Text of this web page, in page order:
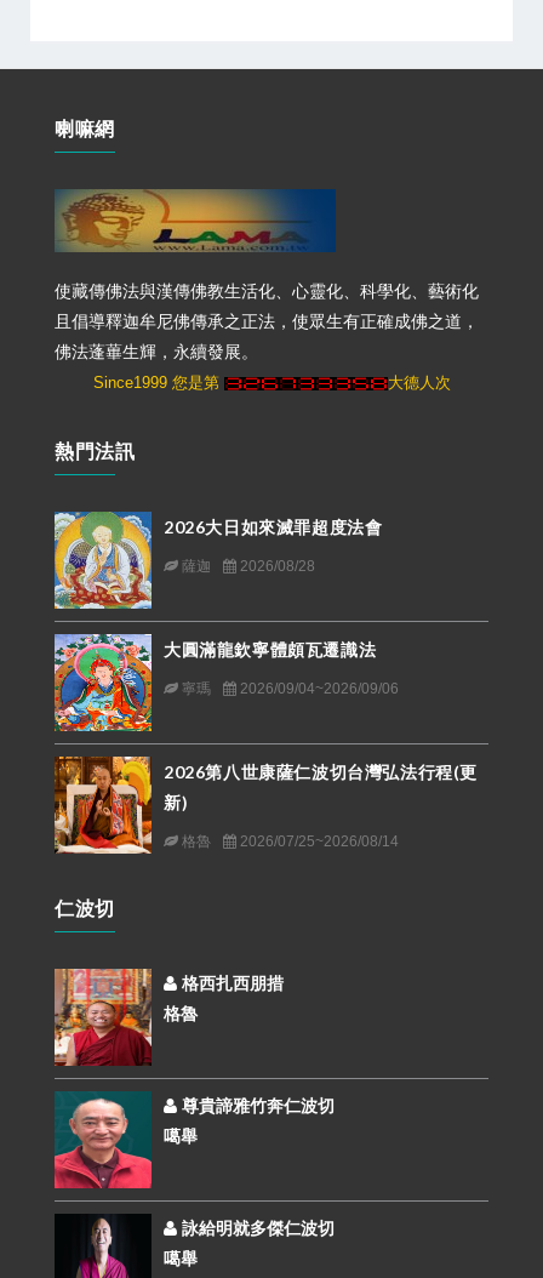
喇嘛網
使藏傳佛法與漢傳佛教生活化、心靈化、科學化、藝術化
且倡導釋迦牟尼佛傳承之正法，使眾生有正確成佛之道，
佛法蓬蓽生輝，永續發展。
Since1999 您是第 大德人次
熱門法訊
2026大日如來滅罪超度法會
薩迦 2026/08/28
大圓滿龍欽寧體頗瓦遷識法
寧瑪 2026/09/04~2026/09/06
2026第八世康薩仁波切台灣弘法行程(更
新)
格魯 2026/07/25~2026/08/14
仁波切
格西扎西朋措
格魯
尊貴諦雅竹奔仁波切
噶舉
詠給明就多傑仁波切
噶舉